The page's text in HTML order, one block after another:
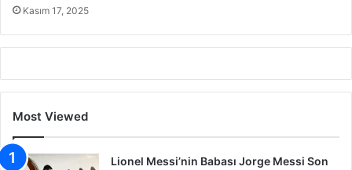
Kasım 17, 2025
Most Viewed
Lionel Messi’nin Babası Jorge Messi Son